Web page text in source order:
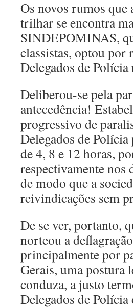
Os novos rumos
trilhar se encontra
SINDEPOMINAS,
classistas, optou
Delegados de
Deliberou-se pela
antecedência!
progressivo de
Delegados de
de 4, 8 e 12 horas,
respectivamente
de modo que a
reivindicações sem
De se ver, portanto,
norteou a
principalmente por
Gerais, uma postura
conduza, a justo
Delegados de